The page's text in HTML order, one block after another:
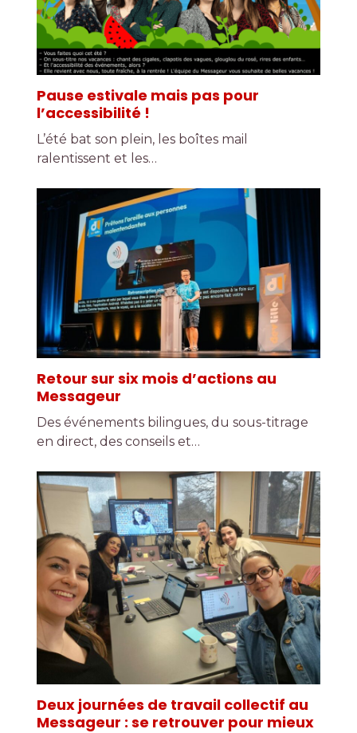
Pause estivale mais pas pour
l’accessibilité !
L’été bat son plein, les boîtes mail
ralentissent et les…
Retour sur six mois d’actions au
Messageur
Des événements bilingues, du sous-titrage
en direct, des conseils et…
Deux journées de travail collectif au
Messageur : se retrouver pour mieux